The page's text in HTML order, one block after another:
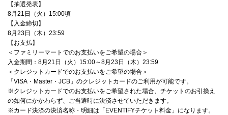
【抽選発表】
8月21日（火）15:00頃
【入金締切】
8月23日（木）23:59
【お支払】
＜ファミリーマートでのお支払いをご希望の場合＞
入金期間：8月21日（火）15:00～8月23日（木）23:59
＜クレジットカードでのお支払いをご希望の場合＞
「VISA・Master・JCB」のクレジットカードのご利用が可能です。
※クレジットカードでのお支払いをご希望された場合、チケットのお引換え
の如何にかかわらず、ご当選時に決済させていただきます。
※カード決済の決済名称・明細は「EVENTIFYチケット料金」になります。